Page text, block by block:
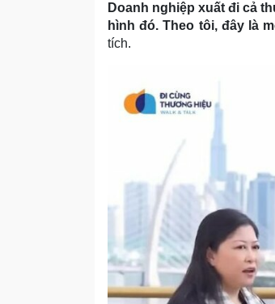
Doanh nghiệp xuất đi cả
hình đó. Theo tôi, đây là
tích.